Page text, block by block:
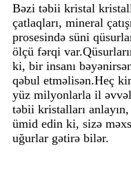
Bəzi təbii kristal
çatlaqları, mineral
prosesində süni
ölçü fərqi
ki, bir insanı
qəbul etməlisən.Heç
yüz milyonlarla il
təbii kristalları
ümid edin ki, sizə
uğurlar gətirə bilər.